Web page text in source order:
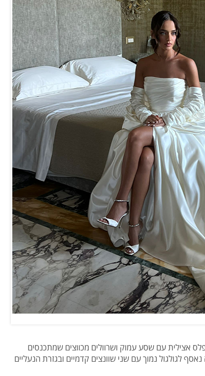
אצילית עם שסע עמוק ושרוולים מכווצים שמתכנסים
לגולגול נמוך עם שני שוונצים קדמיים ובגזרת הנעליים